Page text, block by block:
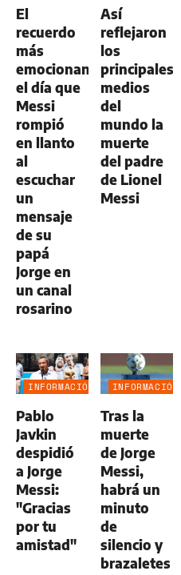
El
recuerdo
más
emocionante:
el día que
Messi
rompió
en llanto
al
escuchar
un
mensaje
de su
papá
Jorge en
un canal
rosarino
Así
reflejaron
los
principales
medios
del
mundo la
muerte
del padre
de Lionel
Messi
INFORMACIÓN
Pablo
Javkin
despidió
a Jorge
Messi:
"Gracias
por tu
amistad"
INFORMACIÓN
Tras la
muerte
de Jorge
Messi,
habrá un
minuto
de
silencio y
brazaletes